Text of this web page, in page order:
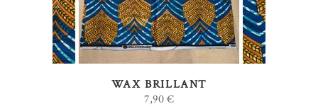
WAX BRILLANT
7,90€